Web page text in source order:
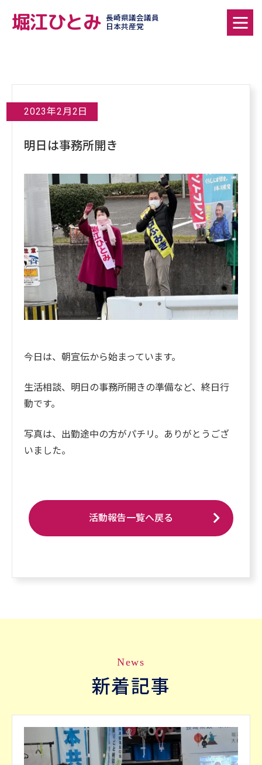
堀江ひとみ
長崎県議会議員
日本共産党
2023年2月2日
明日は事務所開き
今日は、朝宣伝から始まっています。
生活相談、明日の事務所開きの準備など、終日行
動です。
写真は、出勤途中の方がパチリ。ありがとうござ
いました。
活動報告一覧へ戻る
News
新着記事